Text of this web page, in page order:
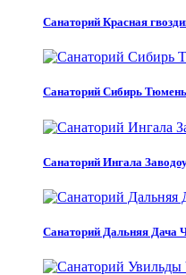
Санаторий Красная
Санаторий Сибирь
Санаторий Ингала
Санаторий Дальняя Дача